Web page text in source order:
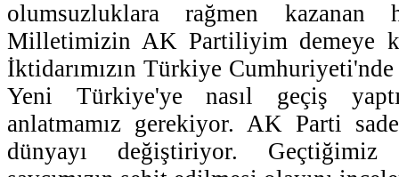
olumsuzluklara rağmen
Milletimizin AK Partiliyim demeye
İktidarımızın Türkiye
Yeni Türkiye'ye nasıl geçiş
anlatmamız gerekiyor. AK Parti
dünyayı değiştiriyor. Geçtiğimiz